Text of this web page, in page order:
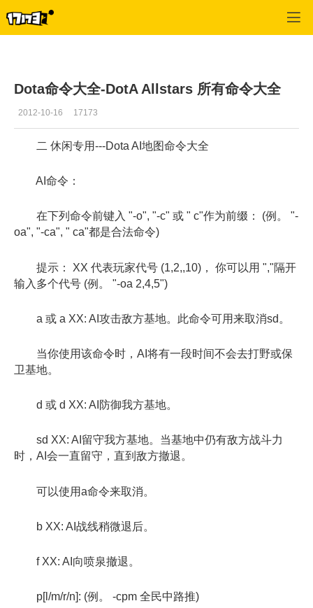
Dota命令大全-DotA Allstars 所有命令大全
2012-10-16 17173
二 休闲专用---Dota AI地图命令大全
AI命令：
在下列命令前键入 "-o", "-c" 或 " c"作为前缀： (例。 "-
oa", "-ca", " ca"都是合法命令)
提示： XX 代表玩家代号 (1,2,,10)， 你可以用 ","隔开
输入多个代号 (例。 "-oa 2,4,5")
a 或 a XX: AI攻击敌方基地。此命令可用来取消sd。
当你使用该命令时，AI将有一段时间不会去打野或保
卫基地。
d 或 d XX: AI防御我方基地。
sd XX: AI留守我方基地。当基地中仍有敌方战斗力
时，AI会一直留守，直到敌方撤退。
可以使用a命令来取消。
b XX: AI战线稍微退后。
f XX: AI向喷泉撤退。
p[l/m/r/n]: (例。 -cpm 全民中路推)